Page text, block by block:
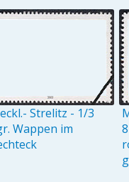
Strelitz - 1/3
Wappen im